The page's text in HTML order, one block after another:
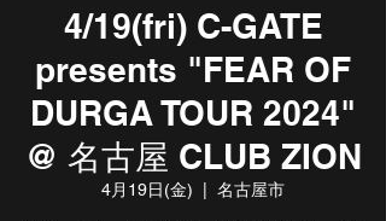
4/19(fri) C-GATE
presents "FEAR OF
DURGA TOUR 2024"
@ 名古屋 CLUB ZION
4月19日(金) 名古屋市